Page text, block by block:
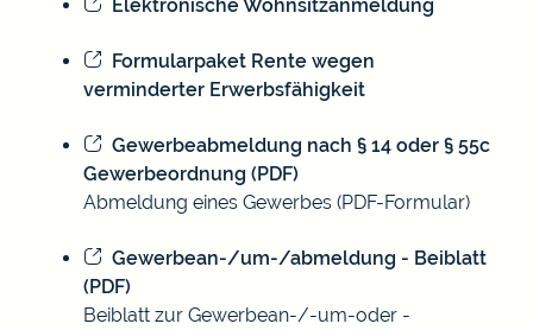
Elektronische Wohnsitzanmeldung
Formularpaket Rente wegen
verminderter Erwerbsfähigkeit
Gewerbeabmeldung nach § 14 oder § 55c
Gewerbeordnung (PDF)
Abmeldung eines Gewerbes (PDF-Formular)
Gewerbean-/um-/abmeldung - Beiblatt
(PDF)
Beiblatt zur Gewerbean-/-um-oder -